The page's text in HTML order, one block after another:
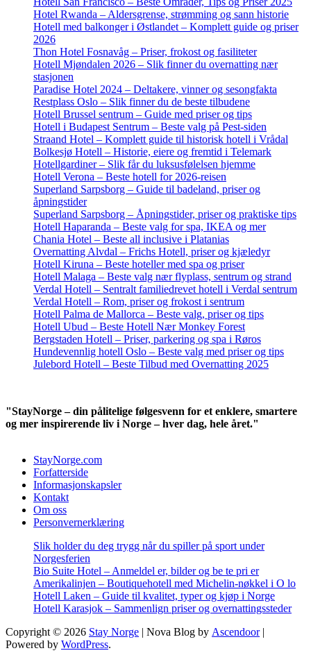
Hotel Rwanda – Aldersgrense, strømming og sann historie
Hotell med balkonger i Østlandet – Komplett guide og priser
2026
Thon Hotel Fosnavåg – Priser, frokost og fasiliteter
Hotell Mjøndalen 2026 – Slik finner du overnatting nær
stasjonen
Paradise Hotel 2024 – Deltakere, vinner og sesongfakta
Restplass Oslo – Slik finner du de beste tilbudene
Hotell Brussel sentrum – Guide med priser og tips
Hotell i Budapest Sentrum – Beste valg på Pest-siden
Straand Hotel – Komplett guide til historisk hotell i Vrådal
Bolkesjø Hotell – Historie, eiere og fremtid i Telemark
Hotellgardiner – Slik får du luksusfølelsen hjemme
Hotell Verona – Beste hotell for 2026-reisen
Superland Sarpsborg – Guide til badeland, priser og
åpningstider
Superland Sarpsborg – Åpningstider, priser og praktiske tips
Hotell Haparanda – Beste valg for spa, IKEA og mer
Chania Hotel – Beste all inclusive i Platanias
Overnatting Alvdal – Frichs Hotell, priser og kjæledyr
Hotell Kiruna – Beste hoteller med spa og priser
Hotell Malaga – Beste valg nær flyplass, sentrum og strand
Verdal Hotell – Sentralt familiedrevet hotell i Verdal sentrum
Verdal Hotell – Rom, priser og frokost i sentrum
Hotell Palma de Mallorca – Beste valg, priser og tips
Hotell Ubud – Beste Hotell Nær Monkey Forest
Bergstaden Hotell – Priser, parkering og spa i Røros
Hundevennlig hotell Oslo – Beste valg med priser og tips
Julebord Hotell – Beste Tilbud med Overnatting 2025
"StayNorge – din pålitelige følgesvenn for et enklere, smartere
og mer inspirerende liv i Norge – hver dag, hele året."
StayNorge.com
Forfatterside
Informasjonskapsler
Kontakt
Om oss
Personvernerklæring
Slik holder du deg trygg når du spiller på sport under
Norgesferien
Bio Suite Hotel – Anmeldel er, bilder og be te pri er
Amerikalinjen – Boutiquehotell med Michelin-nøkkel i O lo
Hotell Laken – Guide til kvalitet, typer og kjøp i Norge
Hotell Karasjok – Sammenlign priser og overnattingssteder
Copyright © 2026 Stay Norge | Nova Blog by Ascendoor|
Powered by WordPress.